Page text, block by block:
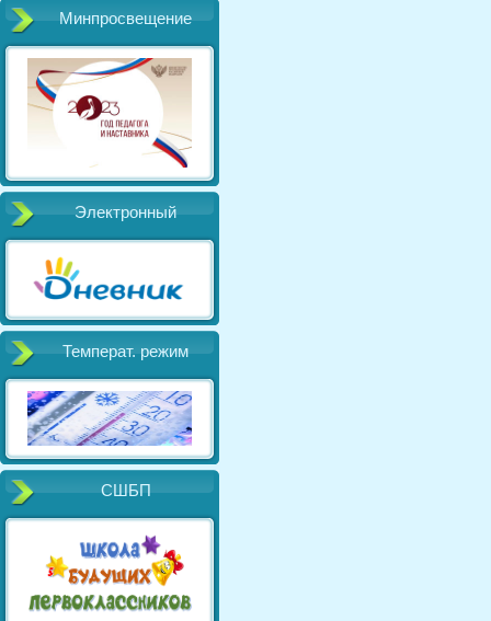
Минпросвещение
Электронный
Температ. режим
СШБП